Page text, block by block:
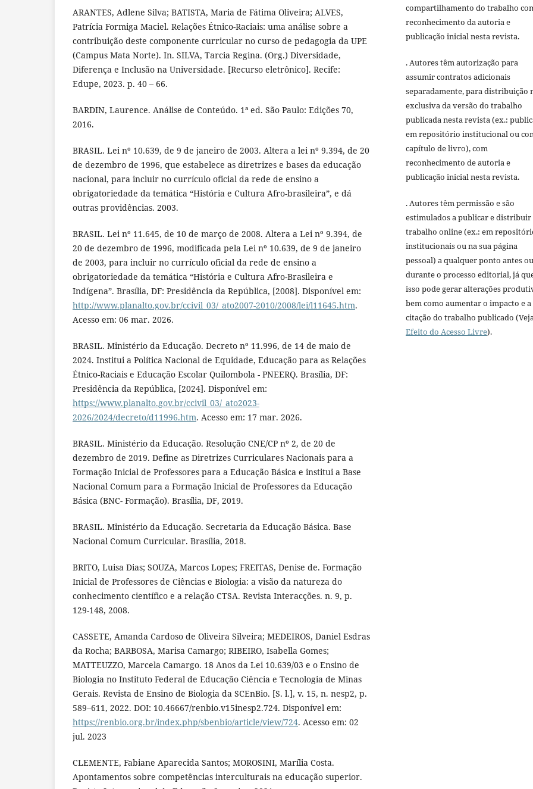
ARANTES, Adlene Silva; BATISTA, Maria de Fátima Oliveira; ALVES,
Patrícia Formiga Maciel. Relações Étnico-Raciais: uma análise sobre a
contribuição deste componente curricular no curso de pedagogia da UPE
(Campus Mata Norte). In. SILVA, Tarcia Regina. (Org.) Diversidade,
Diferença e Inclusão na Universidade. [Recurso eletrônico]. Recife:
Edupe, 2023. p. 40 – 66.
BARDIN, Laurence. Análise de Conteúdo. 1ª ed. São Paulo: Edições 70,
2016.
BRASIL. Lei nº 10.639, de 9 de janeiro de 2003. Altera a lei nº 9.394, de 20
de dezembro de 1996, que estabelece as diretrizes e bases da educação
nacional, para incluir no currículo oficial da rede de ensino a
obrigatoriedade da temática “História e Cultura Afro-brasileira”, e dá
outras providências. 2003.
BRASIL. Lei nº 11.645, de 10 de março de 2008. Altera a Lei nº 9.394, de
20 de dezembro de 1996, modificada pela Lei nº 10.639, de 9 de janeiro
de 2003, para incluir no currículo oficial da rede de ensino a
obrigatoriedade da temática “História e Cultura Afro-Brasileira e
Indígena”. Brasília, DF: Presidência da República, [2008]. Disponível em:
http://www.planalto.gov.br/ccivil_03/_ato2007-2010/2008/lei/l11645.htm.
Acesso em: 06 mar. 2026.
BRASIL. Ministério da Educação. Decreto nº 11.996, de 14 de maio de
2024. Institui a Política Nacional de Equidade, Educação para as Relações
Étnico-Raciais e Educação Escolar Quilombola - PNEERQ. Brasília, DF:
Presidência da República, [2024]. Disponível em:
https://www.planalto.gov.br/ccivil_03/_ato2023-
2026/2024/decreto/d11996.htm. Acesso em: 17 mar. 2026.
BRASIL. Ministério da Educação. Resolução CNE/CP nº 2, de 20 de
dezembro de 2019. Define as Diretrizes Curriculares Nacionais para a
Formação Inicial de Professores para a Educação Básica e institui a Base
Nacional Comum para a Formação Inicial de Professores da Educação
Básica (BNC- Formação). Brasília, DF, 2019.
BRASIL. Ministério da Educação. Secretaria da Educação Básica. Base
Nacional Comum Curricular. Brasília, 2018.
BRITO, Luisa Dias; SOUZA, Marcos Lopes; FREITAS, Denise de. Formação
Inicial de Professores de Ciências e Biologia: a visão da natureza do
conhecimento científico e a relação CTSA. Revista Interacções. n. 9, p.
129-148, 2008.
CASSETE, Amanda Cardoso de Oliveira Silveira; MEDEIROS, Daniel Esdras
da Rocha; BARBOSA, Marisa Camargo; RIBEIRO, Isabella Gomes;
MATTEUZZO, Marcela Camargo. 18 Anos da Lei 10.639/03 e o Ensino de
Biologia no Instituto Federal de Educação Ciência e Tecnologia de Minas
Gerais. Revista de Ensino de Biologia da SCEnBio. [S. l.], v. 15, n. nesp2, p.
589–611, 2022. DOI: 10.46667/renbio.v15inesp2.724. Disponível em:
https://renbio.org.br/index.php/sbenbio/article/view/724. Acesso em: 02
jul. 2023
CLEMENTE, Fabiane Aparecida Santos; MOROSINI, Marília Costa.
Apontamentos sobre competências interculturais na educação superior.
compartilhamento do trabalho
reconhecimento da autoria e
publicação inicial nesta revista.
. Autores têm autorização para
assumir contratos adicionais
separadamente, para distribuição
exclusiva da versão do trabalho
publicada nesta revista (ex.:
em repositório institucional ou
capítulo de livro), com
reconhecimento de autoria e
publicação inicial nesta revista.
. Autores têm permissão e são
estimulados a publicar e distribuir
trabalho online (ex.: em
institucionais ou na sua página
pessoal) a qualquer ponto antes ou
durante o processo editorial, já
isso pode gerar alterações
bem como aumentar o impacto e a
citação do trabalho publicado
Efeito do Acesso Livre).